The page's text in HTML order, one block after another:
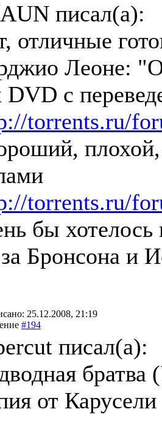
писал(a):
отличные
Леоне:
DVD с
torrents.ru/
torrents.ru/
бы
Бронсона и
25.12.2008, 21:19
#194
писал(a):
от